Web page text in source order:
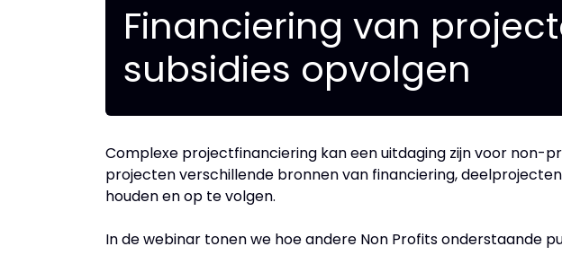
Financiering van
subsidies opvolgen
Complexe projectfinanciering kan een uitdaging zijn voor non-
projecten verschillende bronnen van financiering,
houden en op te volgen.
In de webinar tonen we hoe andere Non Profits onderstaande